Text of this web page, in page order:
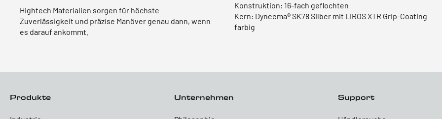
Hightech Materialien sorgen für höchste
Zuverlässigkeit und präzise Manöver genau dann, wenn
es darauf ankommt.
Konstruktion: 16-fach geflochten
Kern: Dyneema® SK78 Silber mit LIROS XTR Grip-Coating
farbig
Produkte Unternehmen Support